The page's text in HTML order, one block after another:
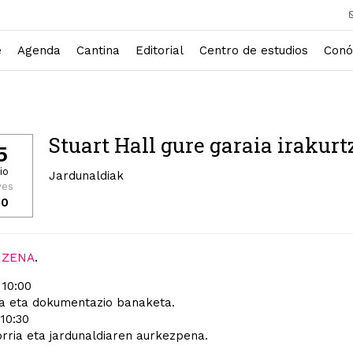
Agenda Cantina Editorial Centro de estudios
Stuart Hall gure garaia
Jardunaldiak
.
eta dokumentazio banaketa.
eta jardunaldiaren aurkezpena.